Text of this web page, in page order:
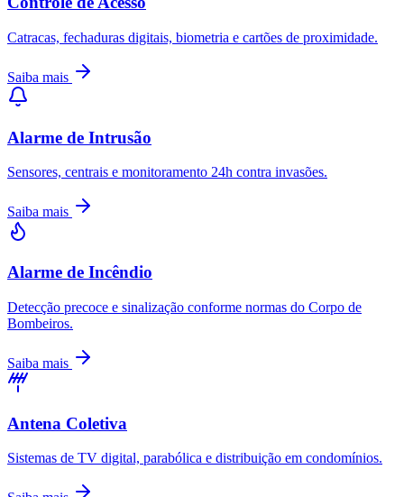
Catracas, fechaduras digitais, biometria e cartões de proximidade.
Saiba mais
Alarme de Intrusão
Sensores, centrais e monitoramento 24h contra invasões.
Saiba mais
Alarme de Incêndio
Detecção precoce e sinalização conforme normas do Corpo de
Bombeiros.
Saiba mais
Antena Coletiva
Sistemas de TV digital, parabólica e distribuição em condomínios.